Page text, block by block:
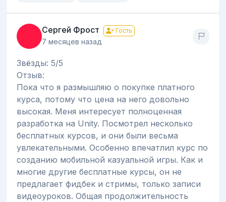
Сергей Фрост Гость
7 месяцев назад
Звёзды: 5/5
Отзыв:
Пока что я размышляю о покупке платного
курса, потому что цена на него довольно
высокая. Меня интересует полноценная
разработка на Unity. Посмотрел несколько
бесплатных курсов, и они были весьма
увлекательными. Особенно впечатлил курс по
созданию мобильной казуальной игры. Как и
многие другие бесплатные курсы, он не
предлагает фидбек и стримы, только записи
видеоуроков. Общая продолжительность